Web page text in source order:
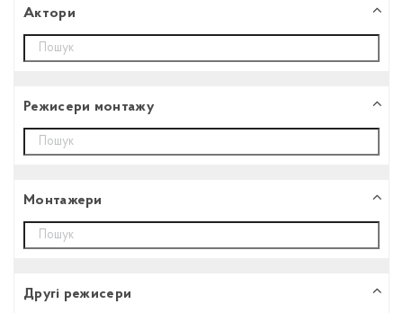
Aктори
Режисери монтажу
Монтажери
Другі режисери